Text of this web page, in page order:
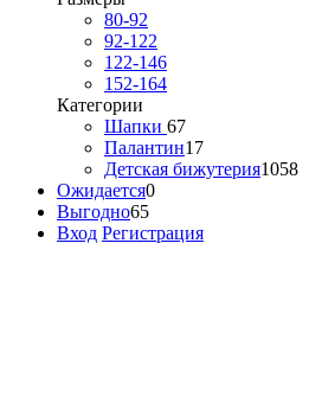
80-92
92-122
122-146
152-164
Категории
Шапки 67
Палантин17
Детская бижутерия1058
Ожидается0
Выгодно65
Вход Регистрация